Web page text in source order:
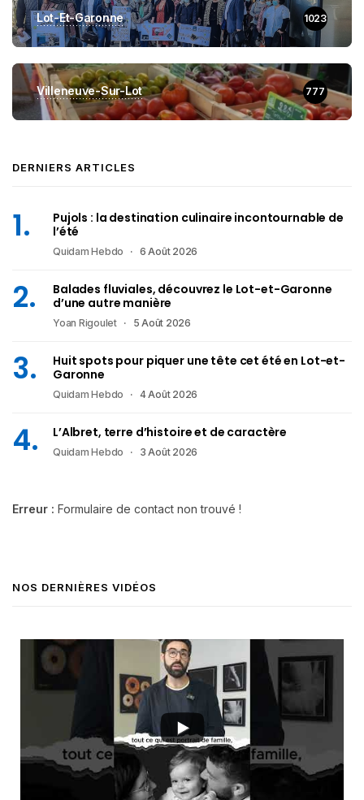
Lot-Et-Garonne 1023
Villeneuve-Sur-Lot 777
DERNIERS ARTICLES
Pujols : la destination culinaire incontournable de
l’été
Quidam Hebdo 6 Août 2026
Balades fluviales, découvrez le Lot-et-Garonne
d’une autre manière
Yoan Rigoulet 5 Août 2026
Huit spots pour piquer une tête cet été en Lot-et-
Garonne
Quidam Hebdo 4 Août 2026
L’Albret, terre d’histoire et de caractère
Quidam Hebdo 3 Août 2026
Erreur : Formulaire de contact non trouvé !
NOS DERNIÈRES VIDÉOS